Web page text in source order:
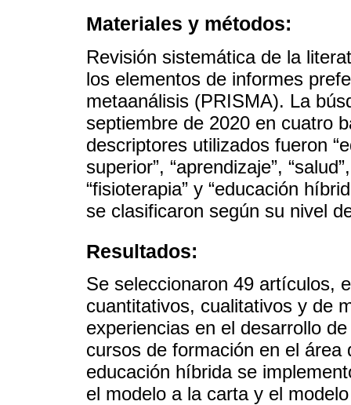
Materiales y métodos:
Revisión sistemática de la
los elementos de informes
metaanálisis (PRISMA). La
septiembre de 2020 en cuatro
descriptores utilizados fueron
superior”, “aprendizaje”,
“fisioterapia” y “educación
se clasificaron según su nivel
Resultados:
Se seleccionaron 49 artículos,
cuantitativos, cualitativos y de
experiencias en el desarrollo
cursos de formación en el
educación híbrida se
el modelo a la carta y el